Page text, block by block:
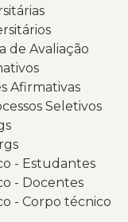
de Avaliação
Afirmativas
Seletivos
- Estudantes
- Docentes
- Corpo técnico